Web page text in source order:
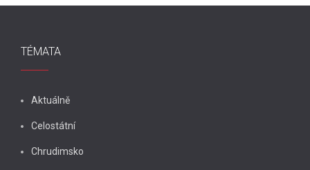
TÉMATA
Aktuálně
Celostátní
Chrudimsko